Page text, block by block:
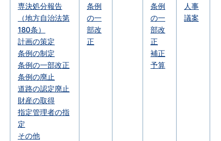
専決処分報告
（地方自治法第
180条）
計画の策定
条例の制定
条例の一部改正
条例の廃止
道路の認定廃止
財産の取得
指定管理者の指
定
その他
条例
の一
部改
正
条例
の一
部改
正
補正
予算
人事
議案